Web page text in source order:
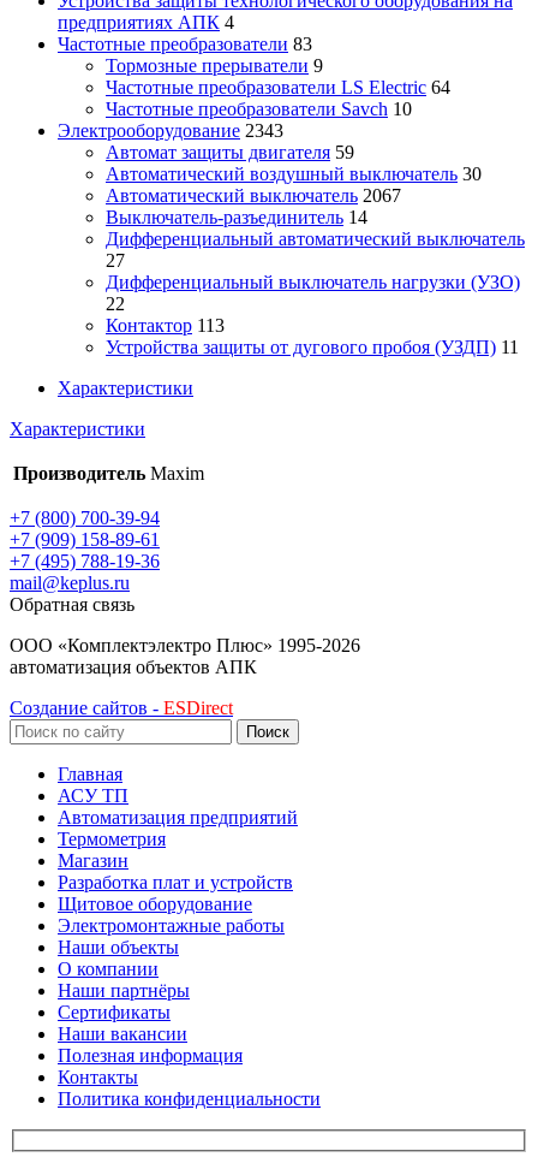
предприятиях АПК 4
Частотные преобразователи 83
Тормозные прерыватели 9
Частотные преобразователи LS Electric 64
Частотные преобразователи Savch 10
Электрооборудование 2343
Автомат защиты двигателя 59
Автоматический воздушный выключатель 30
Автоматический выключатель 2067
Выключатель-разъединитель 14
Дифференциальный автоматический выключатель
27
Дифференциальный выключатель нагрузки (УЗО)
22
Контактор 113
Устройства защиты от дугового пробоя (УЗДП) 11
Характеристики
Характеристики
Производитель Maxim
+7 (800) 700-39-94
+7 (909) 158-89-61
+7 (495) 788-19-36
mail@keplus.ru
Обратная связь
ООО «Комплектэлектро Плюс» 1995-2026
автоматизация объектов АПК
Создание сайтов - ESDirect
Поиск
Главная
АСУ ТП
Автоматизация предприятий
Термометрия
Магазин
Разработка плат и устройств
Щитовое оборудование
Электромонтажные работы
Наши объекты
О компании
Наши партнёры
Сертификаты
Наши вакансии
Полезная информация
Контакты
Политика конфиденциальности